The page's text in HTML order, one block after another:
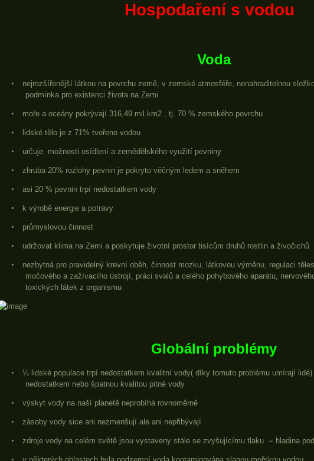
Hospodaření s vodou
Voda
•
nejrozšířenější látkou na povrchu země, v zemské atmosféře, nenahraditelnou
podmínka pro existenci života na Zemi
• moře a oceány pokrývají 316,49 mil.km2 , tj. 70 % zemského povrchu
• lidské tělo je z 71% tvořeno vodou
• určuje možnosti osídlení a zemědělského využití pevniny
• zhruba 20% rozlohy pevnin je pokryto věčným ledem a sněhem
• asi 20 % pevnin trpí nedostatkem vody
• k výrobě energie a potravy
• průmyslovou činnost
• udržovat klima na Zemi a poskytuje životní prostor tisícům druhů rostlin a živočichů
•
nezbytná pro pravidelný krevní oběh, činnost mozku, látkovou výměnu, regulaci
močového a zažívacího ústrojí, práci svalů a celého pohybového aparátu,
toxických látek z organismu
Globální problémy
•
¼ lidské populace trpí nedostatkem kvalitní vody( díky tomuto problému umírají
nedostatkem nebo špatnou kvalitou pitné vody
• výskyt vody na naší planetě neprobíhá rovnoměrně
• zásoby vody sice ani nezmenšují ale ani nepřibývají
• zdroje vody na celém světě jsou vystaveny stále se zvyšujícímu tlaku = hladina